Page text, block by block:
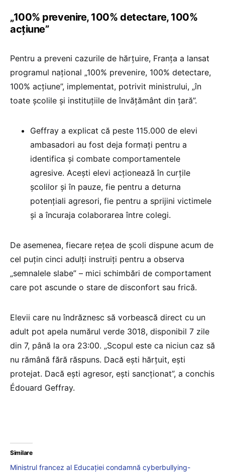
„100% prevenire, 100% detectare, 100%
acțiune”
Pentru a preveni cazurile de hărțuire, Franța a lansat
programul național „100% prevenire, 100% detectare,
100% acțiune”, implementat, potrivit ministrului, „în
toate școlile și instituțiile de învățământ din țară”.
Geffray a explicat că peste 115.000 de elevi
ambasadori au fost deja formați pentru a
identifica și combate comportamentele
agresive. Acești elevi acționează în curțile
școlilor și în pauze, fie pentru a deturna
potențiali agresori, fie pentru a sprijini victimele
și a încuraja colaborarea între colegi.
De asemenea, fiecare rețea de școli dispune acum de
cel puțin cinci adulți instruiți pentru a observa
„semnalele slabe” – mici schimbări de comportament
care pot ascunde o stare de disconfort sau frică.
Elevii care nu îndrăznesc să vorbească direct cu un
adult pot apela numărul verde 3018, disponibil 7 zile
din 7, până la ora 23:00. „Scopul este ca niciun caz să
nu rămână fără răspuns. Dacă ești hărțuit, ești
protejat. Dacă ești agresor, ești sancționat”, a conchis
Édouard Geffray.
Similare
Ministrul francez al Educației condamnă cyberbullying-